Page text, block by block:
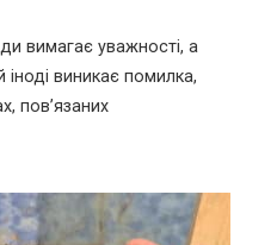
вимагає уважності, а
виникає помилка,
пов’язаних